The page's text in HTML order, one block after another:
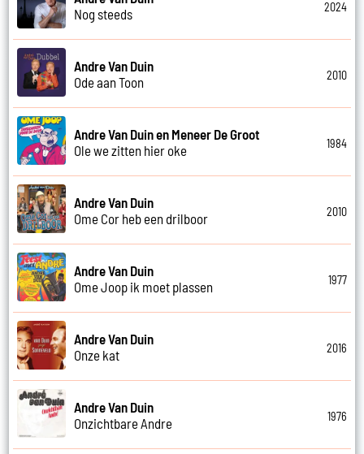
Nog steeds
2024
Andre Van Duin
Ode aan Toon
2010
Andre Van Duin en Meneer De Groot
Ole we zitten hier oke
1984
Andre Van Duin
Ome Cor heb een drilboor
2010
Andre Van Duin
Ome Joop ik moet plassen
1977
Andre Van Duin
Onze kat
2016
Andre Van Duin
Onzichtbare Andre
1976